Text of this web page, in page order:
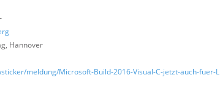
, Hannover
meldung/Microsoft-Build-2016-Visual-C-jetzt-auch-fuer-